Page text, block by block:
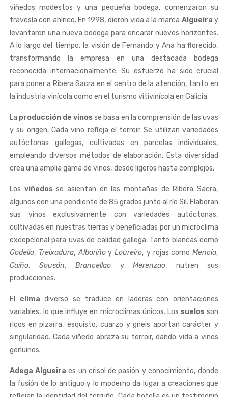
viñedos modestos y una pequeña bodega, comenzaron su
travesía con ahínco. En 1998, dieron vida a la marca Algueira y
levantaron una nueva bodega para encarar nuevos horizontes.
A lo largo del tiempo, la visión de Fernando y Ana ha florecido,
transformando la empresa en una destacada bodega
reconocida internacionalmente. Su esfuerzo ha sido crucial
para poner a Ribera Sacra en el centro de la atención, tanto en
la industria vinícola como en el turismo vitivinícola en Galicia.
La producción de vinos se basa en la comprensión de las uvas
y su origen. Cada vino refleja el terroir. Se utilizan variedades
autóctonas gallegas, cultivadas en parcelas individuales,
empleando diversos métodos de elaboración. Esta diversidad
crea una amplia gama de vinos, desde ligeros hasta complejos.
Los viñedos se asientan en las montañas de Ribera Sacra,
algunos con una pendiente de 85 grados junto al río Sil. Elaboran
sus vinos exclusivamente con variedades autóctonas,
cultivadas en nuestras tierras y beneficiadas por un microclima
excepcional para uvas de calidad gallega. Tanto blancas como
Godello, Treixadura,Albariñoy Loureiro, y rojas como Mencía,
Caíño,Sousón,Brancellao y Merenzao, nutren sus
producciones.
El clima diverso se traduce en laderas con orientaciones
variables, lo que influye en microclimas únicos. Los suelos son
ricos en pizarra, esquisto, cuarzo y gneis aportan carácter y
singularidad. Cada viñedo abraza su terroir, dando vida a vinos
genuinos.
Adega Algueira es un crisol de pasión y conocimiento, donde
la fusión de lo antiguo y lo moderno da lugar a creaciones que